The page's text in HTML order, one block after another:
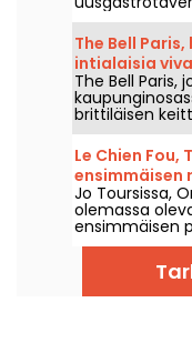
menestys.
The Bell
intialaisia
The Bell Paris,
brittiläisen
kotitekoiset
Hamiltonin
Le Chien
ensimmäisen
Jo Toursissa,
olemassa
ensimmäisen
Syyskuun
tunnetaan
annoksistaan
ovensa Rue